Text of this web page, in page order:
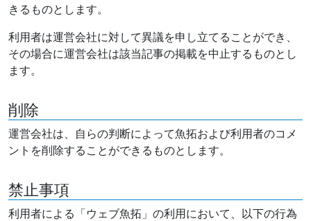
きるものとします。
利用者は運営会社に対して異議を申し立てることができ、
その場合に運営会社は該当記事の掲載を中止するものとし
ます。
削除
運営会社は、自らの判断によって魚拓および利用者のコメ
ントを削除することができるものとします。
禁止事項
利用者による「ウェブ魚拓」の利用において、以下の行為